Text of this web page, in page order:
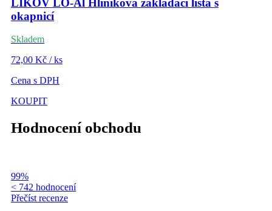
okapnicí
Skladem
72,00 Kč / ks
Cena s DPH
KOUPIT
Hodnocení obchodu
99%
< 742 hodnocení
Přečíst recenze